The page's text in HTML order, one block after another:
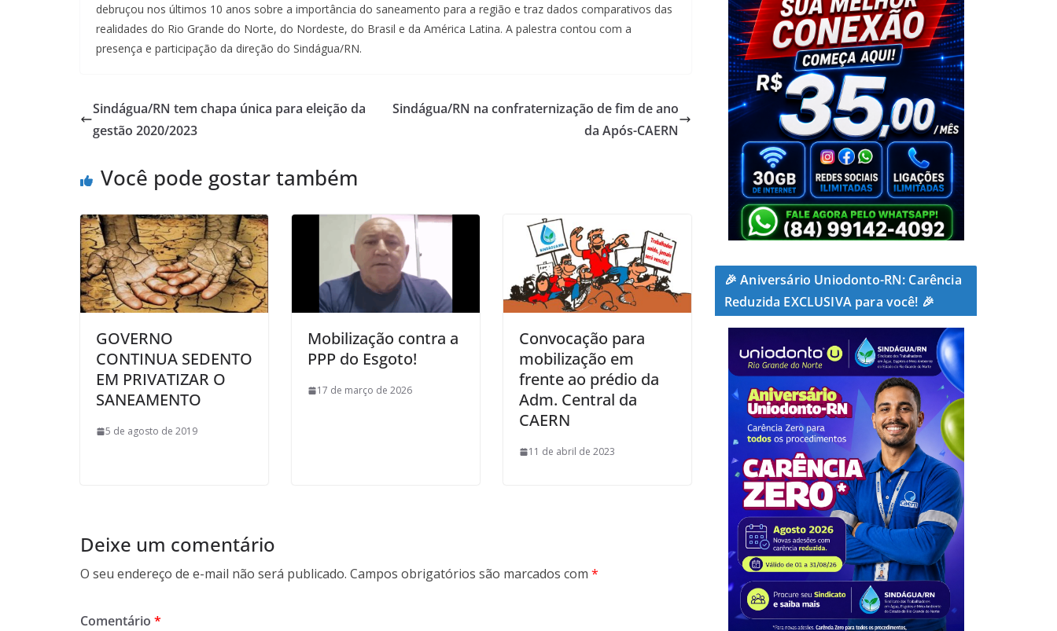
debruçou nos últimos 10 anos sobre a importância do saneamento para a região e traz dados comparativos das
realidades do Rio Grande do Norte, do Nordeste, do Brasil e da América Latina. A palestra contou com a
presença e participação da direção do Sindágua/RN.
Sindágua/RN tem chapa única para eleição da
gestão 2020/2023
Sindágua/RN na confraternização de fim de ano
da Após-CAERN
Você pode gostar também
GOVERNO
CONTINUA SEDENTO
EM PRIVATIZAR O
SANEAMENTO
5 de agosto de 2019
Mobilização contra a
PPP do Esgoto!
17 de março de 2026
Convocação para
mobilização em
frente ao prédio da
Adm. Central da
CAERN
11 de abril de 2023
Deixe um comentário
O seu endereço de e-mail não será publicado. Campos obrigatórios são marcados com *
Comentário *
🎉 Aniversário Uniodonto-RN: Carência
Reduzida EXCLUSIVA para você! 🎉